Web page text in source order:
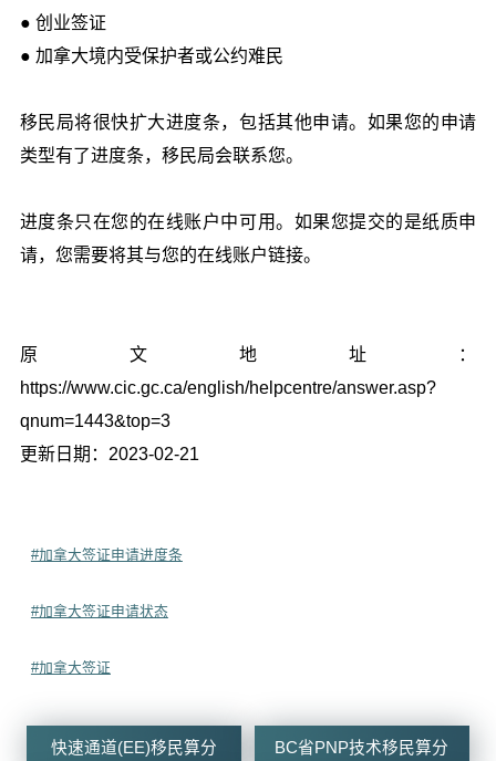
● 创业签证
● 加拿大境内受保护者或公约难民
移民局将很快扩大进度条，包括其他申请。如果您的申请
类型有了进度条，移民局会联系您。
进度条只在您的在线账户中可用。如果您提交的是纸质申
请，您需要将其与您的在线账户链接。
原文地址：
https://www.cic.gc.ca/english/helpcentre/answer.asp?
qnum=1443&top=3
更新日期：2023-02-21
#加拿大签证申请进度条
#加拿大签证申请状态
#加拿大签证
快速通道(EE)移民算分 BC省PNP技术移民算分